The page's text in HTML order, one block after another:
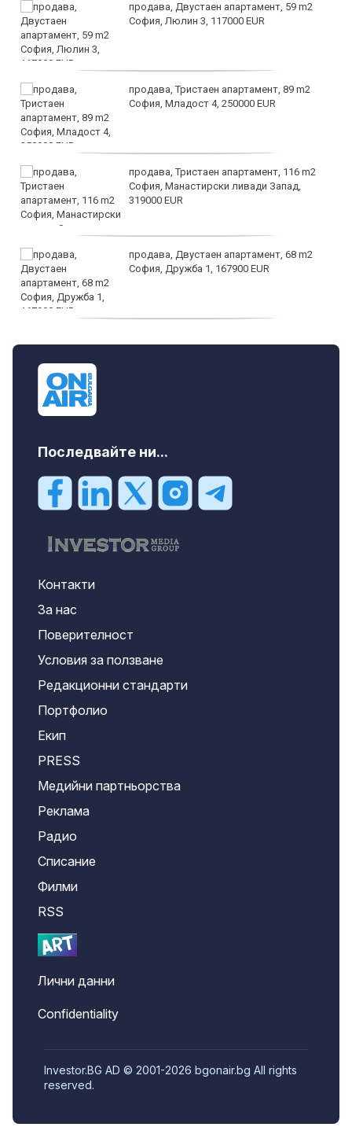
продава, Двустаен апартамент, 59 m2
София, Люлин 3, 117000 EUR
продава, Тристаен апартамент, 89 m2
София, Младост 4, 250000 EUR
продава, Тристаен апартамент, 116 m2
София, Манастирски ливади Запад,
319000 EUR
продава, Двустаен апартамент, 68 m2
София, Дружба 1, 167900 EUR
Последвайте ни...
Контакти
За нас
Поверителност
Условия за ползване
Редакционни стандарти
Портфолио
Екип
PRESS
Медийни партньорства
Реклама
Радио
Списание
Филми
RSS
Лични данни
Confidentiality
Investor.BG AD © 2001-2026 bgonair.bg All rights
reserved.